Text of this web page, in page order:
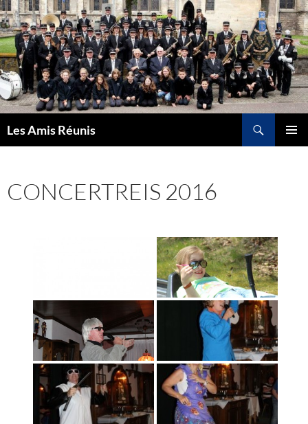
Ga
naar
de
inhoud
Les Amis Réunis
CONCERTREIS 2016